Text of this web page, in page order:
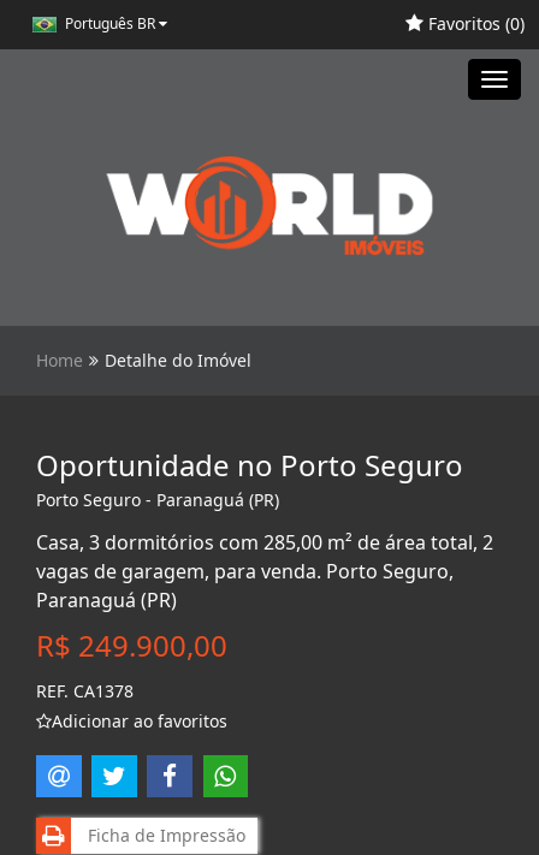
Português BR Favoritos (0)
Home Detalhe do Imóvel
Oportunidade no Porto Seguro
Porto Seguro - Paranaguá (PR)
Casa, 3 dormitórios com 285,00 m² de área total, 2
vagas de garagem, para venda. Porto Seguro,
Paranaguá (PR)
R$ 249.900,00
REF. CA1378
Adicionar ao favoritos
Ficha de Impressão